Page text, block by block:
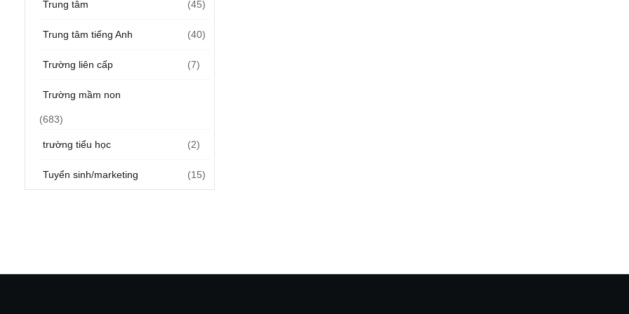
Trung tâm (45)
Trung tâm tiếng Anh (40)
Trường liên cấp (7)
Trường mầm non
(683)
trường tiểu học (2)
Tuyển sinh/marketing (15)